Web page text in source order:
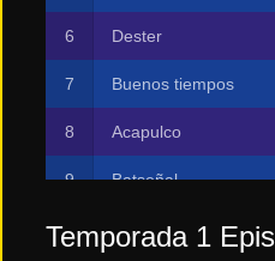
Dester
Buenos tiempos
Acapulco
Batseñal
Lucha de bandas
Temporada 1